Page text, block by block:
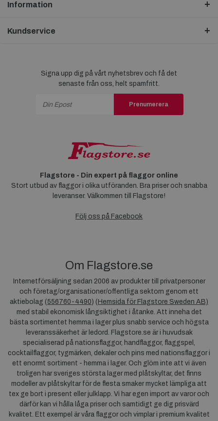
Information
Kundservice
Signa upp dig på vårt nyhetsbrev och få det
senaste från oss, helt spamfritt.
Prenumerera
Flagstore - Din expert på flaggor online
Stort utbud av flaggor i olika utföranden. Bra priser och snabba
leveranser. Välkommen till Flagstore!
Följ oss på Facebook
Om Flagstore.se
Internetförsäljning sedan 2006 av produkter till privatpersoner
och företag/organisationer/offentliga sektorn genom ett
aktiebolag (556760-4490) ( Hemsida för Flagstore Sweden AB)
med stabil ekonomisk långsiktighet i åtanke. Att inneha det
bästa sortimentet hemma i lager plus snabb service och högsta
leveranssäkerhet är ledord. Flagstore.se är i huvudsak
specialiserad på nationsflaggor, handflaggor, flaggspel,
cocktailflaggor, tygmärken, dekaler och pins med nationsflaggor i
ett enormt sortiment - hemma i lager. Och glöm inte att vi även
troligen har sveriges största lager med plåtskyltar, det finns
modeller av plåtskyltar för de flesta smaker mycket lämpliga att
tex ge bort i present eller julklapp. Vi har egen import av varor och
därför kan vi hålla låga priser och samtidigt ge dig prisvärd
kvalitet. Ett exempel är våra flaggor och vimplar i premium kvalitet